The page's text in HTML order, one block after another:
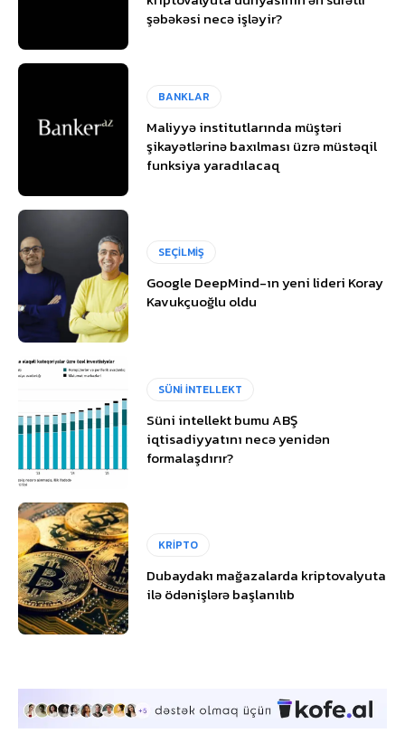
şəbəkəsi necə işləyir?
BANKLAR
Maliyyə institutlarında müştəri
şikayətlərinə baxılması üzrə müstəqil
funksiya yaradılacaq
SEÇİLMİŞ
Google DeepMind-ın yeni lideri Koray
Kavukçuoğlu oldu
SÜNİ İNTELLEKT
Süni intellekt bumu ABŞ
iqtisadiyyatını necə yenidən
formalaşdırır?
KRİPTO
Dubaydakı mağazalarda kriptovalyuta
ilə ödənişlərə başlanılıb